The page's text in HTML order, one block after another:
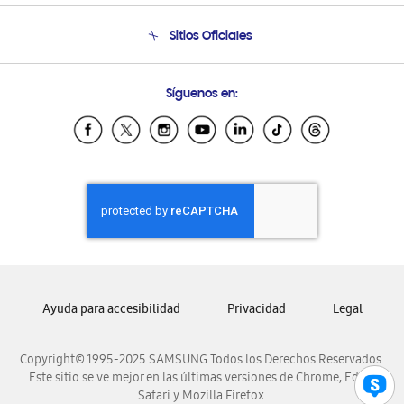
Condiciones de Compra
Soporte vía eMail
Sitios Oficiales
Samsung Ecuador
Samsung El Salvador
Samsung Honduras
Samsung Nicaragua
Samsung Panamá
Samsung Venezuela
Síguenos en:
Copyright© 1995-2025 SAMSUNG Todos los Derechos Reservados.
Este sitio se ve mejor en las últimas versiones de Chrome, Edge,
Safari y Mozilla Firefox.
Ayuda para accesibilidad Privacidad Legal